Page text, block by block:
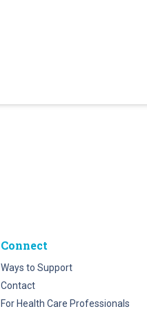
Connect
Ways to Support
Contact
For Health Care Professionals